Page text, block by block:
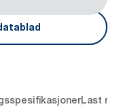
Last